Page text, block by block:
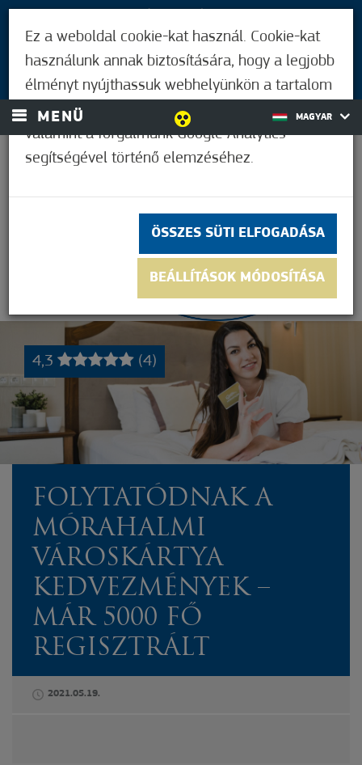
BEJELENTKEZÉS
MENÜ MAGYAR
4,3 (4)
FOLYTATÓDNAK A
MÓRAHALMI
VÁROSKÁRTYA
KEDVEZMÉNYEK –
MÁR 5000 FŐ
REGISZTRÁLT
2021.05.19.
Ez a weboldal cookie-kat használ. Cookie-kat
használunk annak biztosítására, hogy a legjobb
élményt nyújthassuk webhelyünkön a tartalom
és a hirdetések személyre szabásához,
valamint a forgalmunk Google Analytics
segítségével történő elemzéséhez.
ÖSSZES SÜTI ELFOGADÁSA
BEÁLLÍTÁSOK MÓDOSÍTÁSA